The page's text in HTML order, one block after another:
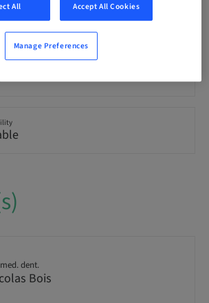
dent.
Bois
All Accept All Cookies
Manage Preferences